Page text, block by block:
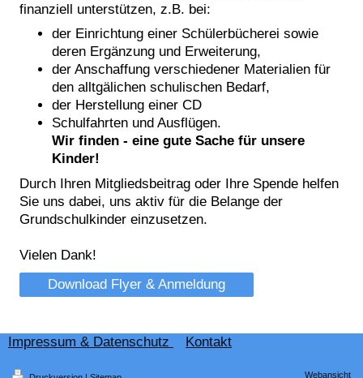
finanziell unterstützen, z.B. bei:
der Einrichtung einer Schülerbücherei sowie
deren Ergänzung und Erweiterung,
der Anschaffung verschiedener Materialien für
den alltgälichen schulischen Bedarf,
der Herstellung einer CD
Schulfahrten und Ausflügen.
Wir finden - eine gute Sache für unsere
Kinder!
Durch Ihren Mitgliedsbeitrag oder Ihre Spende helfen
Sie uns dabei, uns aktiv für die Belange der
Grundschulkinder einzusetzen.
Vielen Dank!
Download Flyer & Anmeldung
Impressum & Datenschutz Kontakt
Webansicht